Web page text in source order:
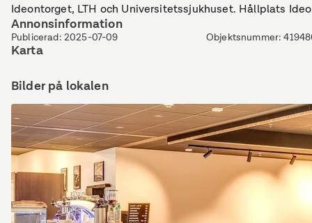
Ideontorget, LTH och Universitetssjukhuset. Hållplats
Annonsinformation
Publicerad: 2025-07-09 Objektsnummer:
Karta
Bilder på lokalen